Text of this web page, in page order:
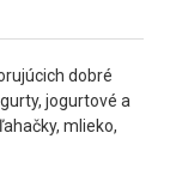
dobré
jogurtové a
mlieko,